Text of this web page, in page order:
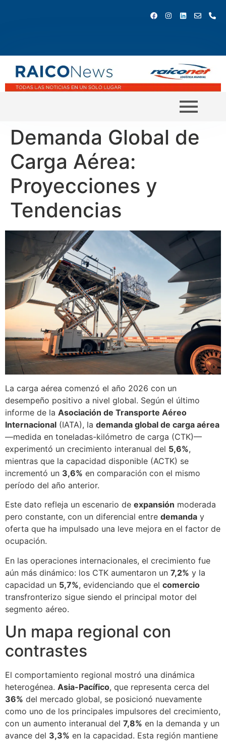
Demanda Global de
Carga Aérea:
Proyecciones y
Tendencias
La carga aérea comenzó el año 2026 con un
desempeño positivo a nivel global. Según el último
informe de la Asociación de Transporte Aéreo
Internacional (IATA), la demanda global de carga aérea
—medida en toneladas-kilómetro de carga (CTK)—
experimentó un crecimiento interanual del 5,6%,
mientras que la capacidad disponible (ACTK) se
incrementó un 3,6% en comparación con el mismo
período del año anterior.
Este dato refleja un escenario de expansión moderada
pero constante, con un diferencial entre demanda y
oferta que ha impulsado una leve mejora en el factor de
ocupación.
En las operaciones internacionales, el crecimiento fue
aún más dinámico: los CTK aumentaron un 7,2% y la
capacidad un 5,7%, evidenciando que el comercio
transfronterizo sigue siendo el principal motor del
segmento aéreo.
Un mapa regional con
contrastes
El comportamiento regional mostró una dinámica
heterogénea. Asia-Pacífico, que representa cerca del
36% del mercado global, se posicionó nuevamente
como uno de los principales impulsores del crecimiento,
con un aumento interanual del 7,8% en la demanda y un
avance del 3,3% en la capacidad. Esta región mantiene